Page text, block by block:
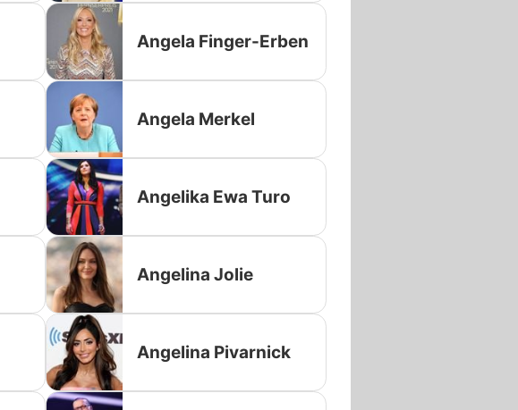
Angela Finger-Erben
Angela Merkel
Angelika Ewa Turo
Angelina Jolie
Angelina Pivarnick